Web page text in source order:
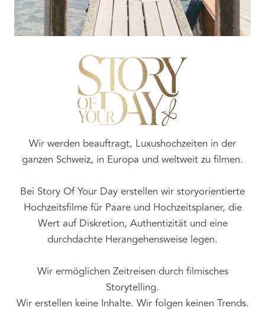
Wir werden beauftragt, Luxushochzeiten in der
ganzen Schweiz, in Europa und weltweit zu filmen.
Bei Story Of Your Day erstellen wir storyorientierte
Hochzeitsfilme für Paare und Hochzeitsplaner, die
Wert auf Diskretion, Authentizität und eine
durchdachte Herangehensweise legen.
Wir ermöglichen Zeitreisen durch filmisches
Storytelling.
Wir erstellen keine Inhalte. Wir folgen keinen Trends.